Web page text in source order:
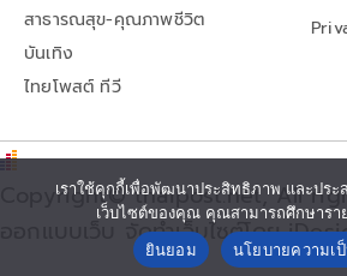
สาธารณสุข-คุณภาพชีวิต
บันเทิง
ไทยโพสต์ ทีวี
Copyright© thaipost.net, All
ออกแบบเว็บ จัดทำเว็บไซต์โดย
เราใช้คุกกี้เพื่อพัฒนาประสิทธิภาพ และปร
เว็บไซต์ของคุณ คุณสามารถศึกษารา
ยินยอม
นโยบายความเ